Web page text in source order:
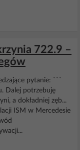
722.9 –
pytanie: ```
Dalej potrzebuję
a dokładniej zęb...
ISM w Mercedesie